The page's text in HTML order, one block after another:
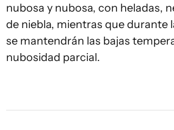
nubosa y nubosa, con heladas,
de niebla, mientras que durante
se mantendrán las bajas
nubosidad parcial.